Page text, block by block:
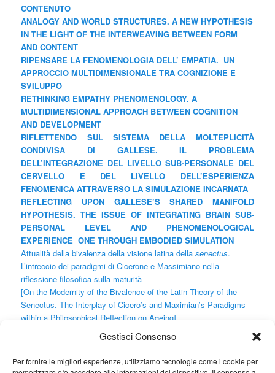
Gestisci Consenso
Per fornire le migliori esperienze, utilizziamo tecnologie come i cookie per
CONTENUTO
ANALOGY AND WORLD STRUCTURES. A NEW HYPOTHESIS
IN THE LIGHT OF THE INTERWEAVING BETWEEN FORM
AND CONTENT
RIPENSARE LA FENOMENOLOGIA DELL’ EMPATIA. UN
APPROCCIO MULTIDIMENSIONALE TRA COGNIZIONE E
SVILUPPO
RETHINKING EMPATHY PHENOMENOLOGY. A
MULTIDIMENSIONAL APPROACH BETWEEN COGNITION
AND DEVELOPMENT
RIFLETTENDO SUL SISTEMA DELLA MOLTEPLICITÀ
CONDIVISA DI GALLESE. IL PROBLEMA
DELL’INTEGRAZIONE DEL LIVELLO SUB-PERSONALE DEL
CERVELLO E DEL LIVELLO DELL’ESPERIENZA
FENOMENICA ATTRAVERSO LA SIMULAZIONE INCARNATA
REFLECTING UPON GALLESE’S SHARED MANIFOLD
HYPOTHESIS. THE ISSUE OF INTEGRATING BRAIN SUB-
PERSONAL LEVEL AND PHENOMENOLOGICAL
EXPERIENCE ONE THROUGH EMBODIED SIMULATION
Attualità della bivalenza della visione latina dellasenectus.
L’intreccio dei paradigmi di Cicerone e Massimiano nella
riflessione filosofica sulla maturità
[On the Modernity of the Bivalence of the Latin Theory of the
Senectus. The Interplay of Cicero’s and Maximian’s Paradigms
within a Philosophical Reflection on Ageing]
dalla teoria funzionale-specifica a una fenomenologia integrata
from a Specific-Functional Theory to an Integrated